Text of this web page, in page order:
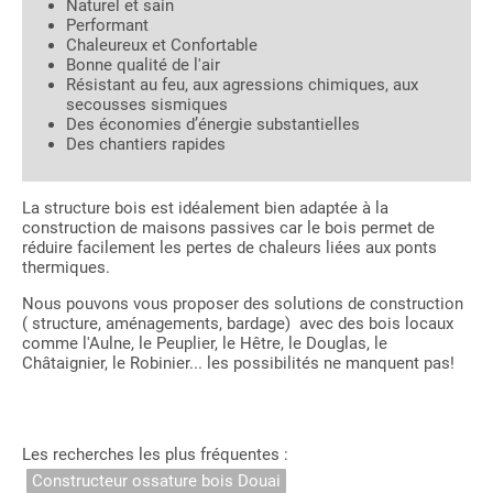
Naturel et sain
Performant
Chaleureux et Confortable
Bonne qualité de l'air
Résistant au feu, aux agressions chimiques, aux
secousses sismiques
Des économies d’énergie substantielles
Des chantiers rapides
La structure bois est idéalement bien adaptée à la
construction de maisons passives car le bois permet de
réduire facilement les pertes de chaleurs liées aux ponts
thermiques.
Nous pouvons vous proposer des solutions de construction
( structure, aménagements, bardage) avec des bois locaux
comme l'Aulne, le Peuplier, le Hêtre, le Douglas, le
Châtaignier, le Robinier... les possibilités ne manquent pas!
Les recherches les plus fréquentes :
Constructeur ossature bois Douai